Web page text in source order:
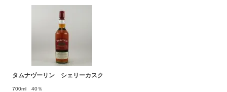
タムナヴーリン シェリーカスク
700ml 40％